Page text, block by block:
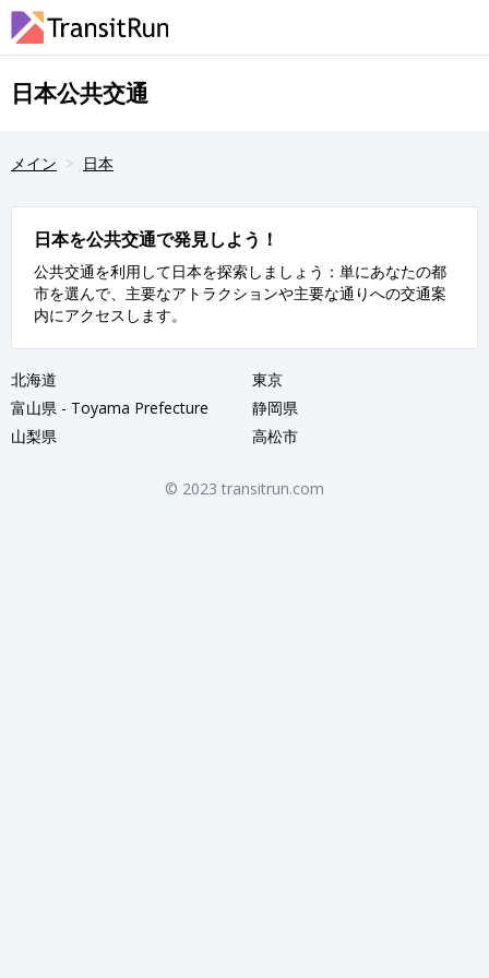
日本公共交通
メイン 日本
日本を公共交通で発見しよう！
公共交通を利用して日本を探索しましょう：単にあなたの都
市を選んで、主要なアトラクションや主要な通りへの交通案
内にアクセスします。
北海道
富山県 - Toyama Prefecture
山梨県
東京
静岡県
高松市
© 2023 transitrun.com